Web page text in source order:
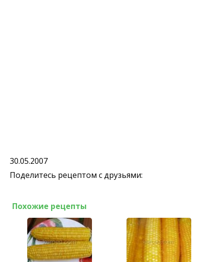
30.05.2007
Поделитесь рецептом с друзьями:
Похожие рецепты